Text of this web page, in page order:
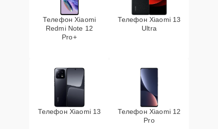
Телефон Xiaomi
Redmi Note 12
Pro+
Телефон Xiaomi 13
Ultra
Телефон Xiaomi 13
Телефон Xiaomi 12
Pro